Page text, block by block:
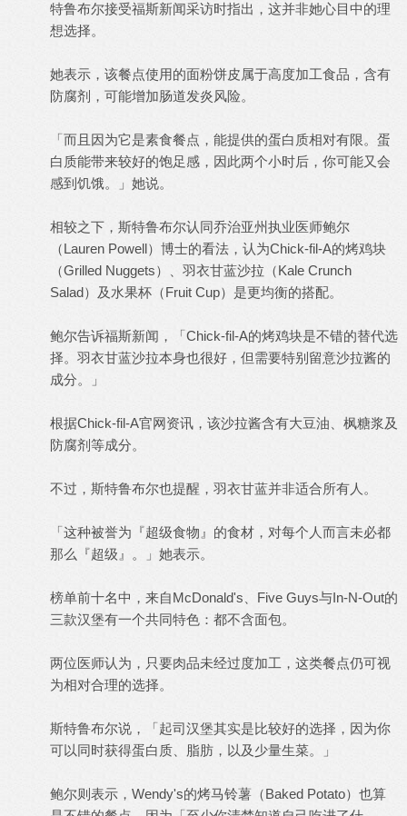
特鲁布尔接受福斯新闻采访时指出，这并非她心目中的理
想选择。
她表示，该餐点使用的面粉饼皮属于高度加工食品，含有
防腐剂，可能增加肠道发炎风险。
「而且因为它是素食餐点，能提供的蛋白质相对有限。蛋
白质能带来较好的饱足感，因此两个小时后，你可能又会
感到饥饿。」她说。
相较之下，斯特鲁布尔认同乔治亚州执业医师鲍尔
（Lauren Powell）博士的看法，认为Chick-fil-A的烤鸡块
（Grilled Nuggets）、羽衣甘蓝沙拉（Kale Crunch
Salad）及水果杯（Fruit Cup）是更均衡的搭配。
鲍尔告诉福斯新闻，「Chick-fil-A的烤鸡块是不错的替代选
择。羽衣甘蓝沙拉本身也很好，但需要特别留意沙拉酱的
成分。」
根据Chick-fil-A官网资讯，该沙拉酱含有大豆油、枫糖浆及
防腐剂等成分。
不过，斯特鲁布尔也提醒，羽衣甘蓝并非适合所有人。
「这种被誉为『超级食物』的食材，对每个人而言未必都
那么『超级』。」她表示。
榜单前十名中，来自McDonald's、Five Guys与In-N-Out的
三款汉堡有一个共同特色：都不含面包。
两位医师认为，只要肉品未经过度加工，这类餐点仍可视
为相对合理的选择。
斯特鲁布尔说，「起司汉堡其实是比较好的选择，因为你
可以同时获得蛋白质、脂肪，以及少量生菜。」
鲍尔则表示，Wendy's的烤马铃薯（Baked Potato）也算